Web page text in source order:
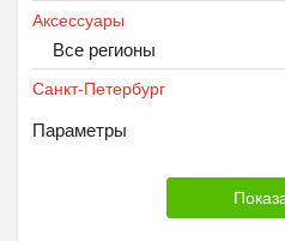
Аксессуары
Все регионы
Санкт-Петербург
Параметры